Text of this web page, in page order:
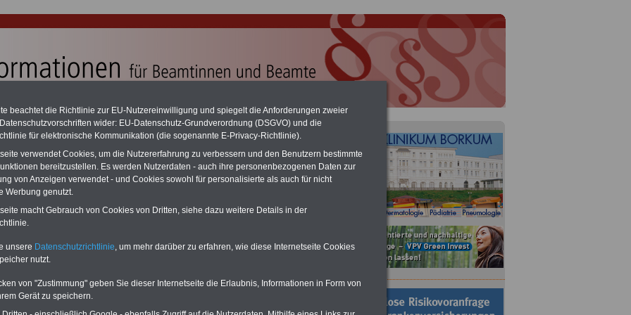
in Bund und Ländern sowie Post, Bahn und
- Kredite - Vorsorgen... auch mit Angeboten von Selbsthilfeeinrichtungen
Dienst.Zuerst vergleichen, dann auswählen und die besten
sichern
für Beamtinnen und Beamte des Bundes, der
beachtet die Richtlinie zur EU-Nutzereinwilligung und spiegelt die Anforderungen zweier
wider: EU-Datenschutz-Grundverordnung (DSGVO) und die
für elektronische Kommunikation (die sogenannte E-Privacy-Richtlinie).
verwendet Cookies, um die Nutzererfahrung zu verbessern und den Benutzern bestimmte
bereitzustellen. Es werden Nutzerdaten - auch ihre personenbezogenen Daten zur
von Anzeigen verwendet - und Cookies sowohl für personalisierte als auch für nicht
Werbung genutzt.
macht Gebrauch von Cookies von Dritten, siehe dazu weitere Details in der
unsere Datenschutzrichtlinie , um mehr darüber zu erfahren, wie diese Internetseite Cookies
nutzt.
von "Zustimmung" geben Sie dieser Internetseite die Erlaubnis, Informationen in Form von
Gerät zu speichern.